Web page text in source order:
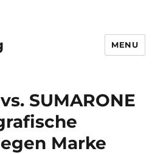
MENU
SUMARONE
Marke